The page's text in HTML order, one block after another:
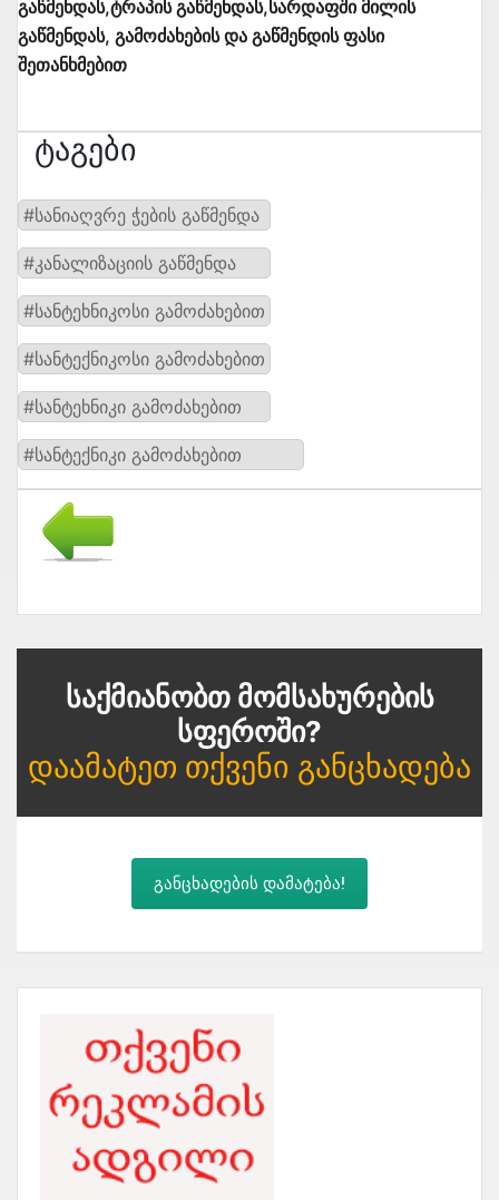
გაწმენდას,ტრაპის გაწმენდას,სარდაფში მილის
გაწმენდას, გამოძახების და გაწმენდის ფასი
შეთანხმებით
Ტაგები
#სანიაღვრე ჭების გაწმენდა
#კანალიზაციის გაწმენდა
#სანტეხნიკოსი გამოძახებით
#სანტექნიკოსი გამოძახებით
#სანტეხნიკი გამოძახებით
#სანტექნიკი გამოძახებით
Საქმიანობთ Მომსახურების
Სფეროში?
Დაამატეთ Თქვენი Განცხადება
განცხადების დამატება!